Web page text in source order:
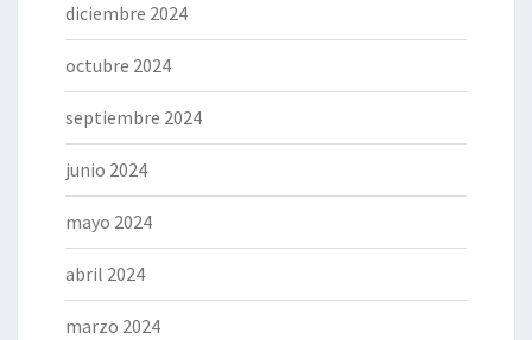
diciembre 2024
octubre 2024
septiembre 2024
junio 2024
mayo 2024
abril 2024
marzo 2024